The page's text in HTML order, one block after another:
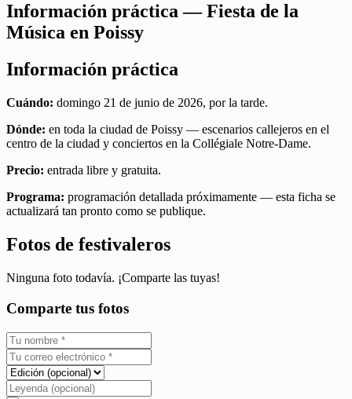
Información práctica — Fiesta de la
Música en Poissy
Información práctica
Cuándo: domingo 21 de junio de 2026, por la tarde.
Dónde: en toda la ciudad de Poissy — escenarios callejeros en el
centro de la ciudad y conciertos en la Collégiale Notre-Dame.
Precio: entrada libre y gratuita.
Programa: programación detallada próximamente — esta ficha se
actualizará tan pronto como se publique.
Fotos de festivaleros
Ninguna foto todavía. ¡Comparte las tuyas!
Comparte tus fotos